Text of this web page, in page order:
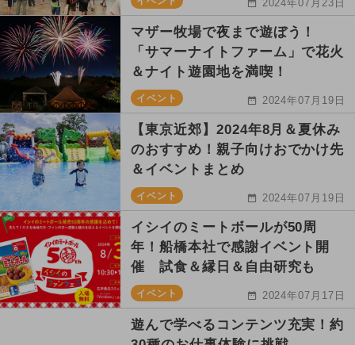
2024年07月23日
マザー牧場で夜まで遊ぼう！
「サマーナイトファーム」で花火
＆ナイト遊園地を満喫！
イベント 2024年07月19日
【東京近郊】2024年8月＆夏休み
のおすすめ！親子向けおでかけ先
＆イベントまとめ
イベント 2024年07月19日
イシイのミートボールが50周
年！船橋本社で感謝イベント開
催 試食＆縁日＆自由研究も
イベント 2024年07月17日
遊んで学べるコンテンツ充実！約